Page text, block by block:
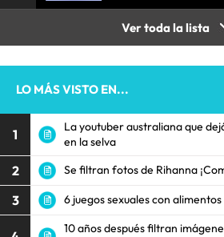
Ver toda la lista
LO MÁS VISTO EN...
1
La youtuber australiana que
en la selva
2 Se filtran fotos de Rihanna
3 6 juegos sexuales con
10 años después filtran